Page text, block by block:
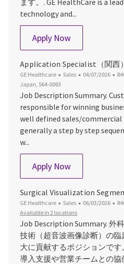
technology and...
Apply NowSurgical
Application Specialist（関西）
GE Healthcare Category
Sales Posted Date
04/07/2026
Japan, 564-0063
Job Description Summary.
responsible for winning
well defined sales/commercial
generally a step by step
w...
Apply NowApplication
Surgical Visualization
GE Healthcare Category
Sales Posted Date
06/03/2026
Available in 2 locations
Job Description Summary. 外
技術（超音波画像診断）の
大に貢献するポジションで
導入支援や営業チームとの協